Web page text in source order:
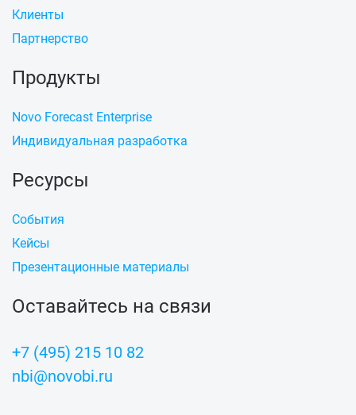
Клиенты
Партнерство
Продукты
Novo Forecast Enterprise
Индивидуальная разработка
Ресурсы
События
Кейсы
Презентационные материалы
Оставайтесь на связи
+7 (495) 215 10 82
nbi@novobi.ru